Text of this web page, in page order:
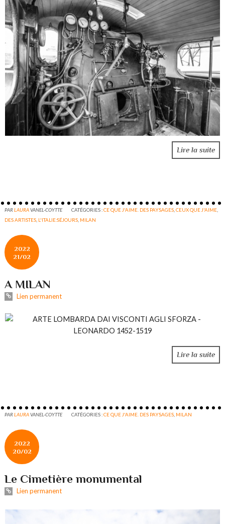
Lire la suite
PARLAURAVANEL-COYTTE CATÉGORIES :CE QUE J'AIME. DES PAYSAGES ,CEUX QUE J'AIME
DES ARTISTES L'ITALIE:SÉJOURS MILAN
2022
21/02
A MILAN
Lien permanent
Lire la suite
PARLAURAVANEL-COYTTE CATÉGORIES :CE QUE J'AIME. DES PAYSAGES MILAN
2022
20/02
Le Cimetière monumental
Lien permanent